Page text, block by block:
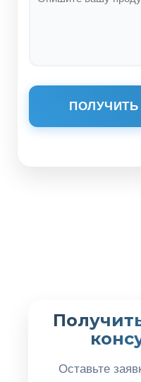
Оставьте